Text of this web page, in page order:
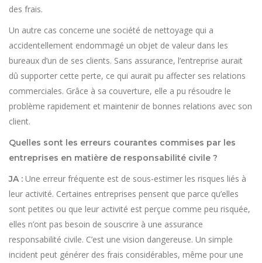
des frais.
Un autre cas concerne une société de nettoyage qui a
accidentellement endommagé un objet de valeur dans les
bureaux d’un de ses clients. Sans assurance, l’entreprise aurait
dû supporter cette perte, ce qui aurait pu affecter ses relations
commerciales. Grâce à sa couverture, elle a pu résoudre le
problème rapidement et maintenir de bonnes relations avec son
client.
Quelles sont les erreurs courantes commises par les
entreprises en matière de responsabilité civile ?
JA : Une erreur fréquente est de sous-estimer les risques liés à
leur activité. Certaines entreprises pensent que parce qu’elles
sont petites ou que leur activité est perçue comme peu risquée,
elles n’ont pas besoin de souscrire à une assurance
responsabilité civile. C’est une vision dangereuse. Un simple
incident peut générer des frais considérables, même pour une